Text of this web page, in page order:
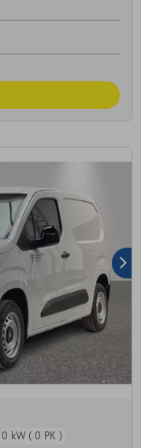
0 kW ( 0 PK )